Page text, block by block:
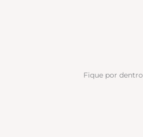
Fique por dentro